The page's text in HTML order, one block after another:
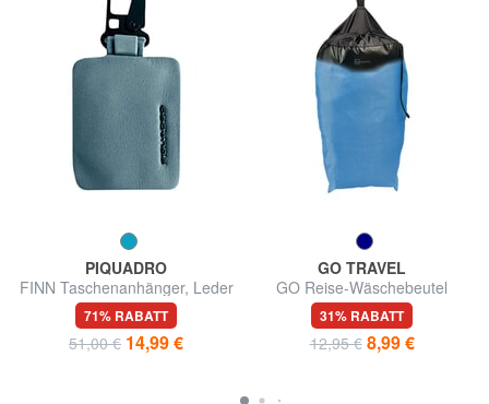
PIQUADRO
FINN Taschenanhänger, Leder
71% RABATT
51,00 € 14,99 €
GO TRAVEL
GO Reise-Wäschebeutel
31% RABATT
12,95 € 8,99 €